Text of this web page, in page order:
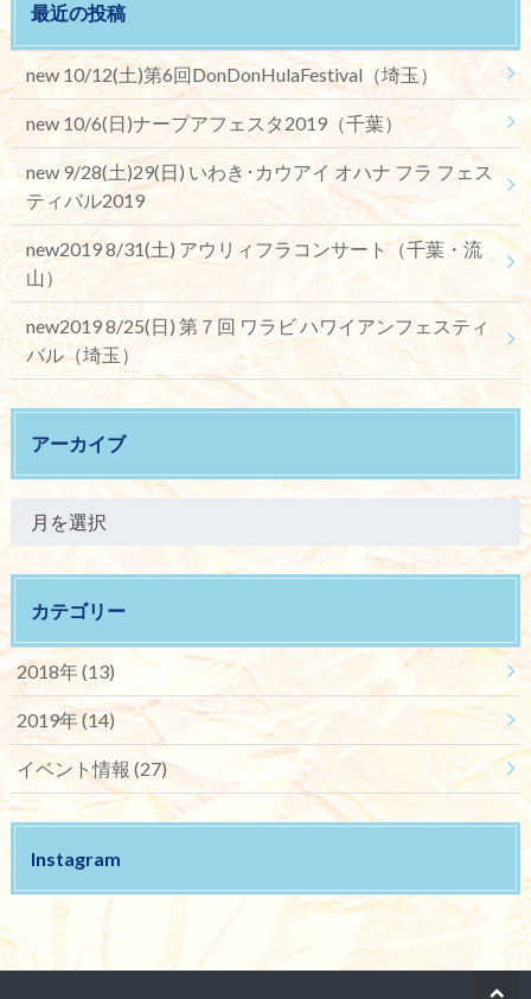
最近の投稿
new 10/12(土)第6回DonDonHulaFestival（埼玉）
new 10/6(日)ナープアフェスタ2019（千葉）
new 9/28(土)29(日) いわき･カウアイ オハナ フラ フェス
ティバル2019
new2019 8/31(土) アウリィフラコンサート（千葉・流
山）
new2019 8/25(日) 第７回 ワラビ ハワイアンフェスティ
バル（埼玉）
アーカイブ
カテゴリー
2018年(13)
2019年(14)
イベント情報 (27)
Instagram